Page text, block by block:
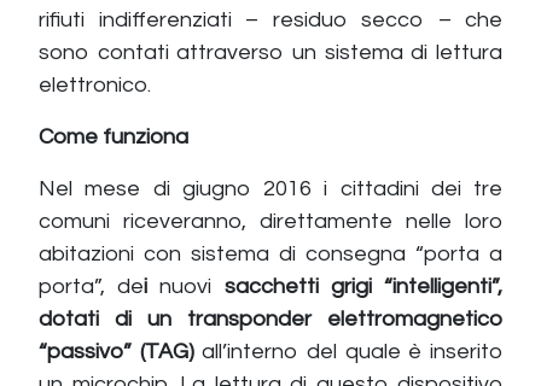
rifiuti indifferenziati – residuo secco – che
sono contati attraverso un sistema di lettura
elettronico.
Come funziona
Nel mese di giugno 2016 i cittadini dei tre
comuni riceveranno, direttamente nelle loro
abitazioni con sistema di consegna “porta a
porta”, deinuovi sacchetti grigi “intelligenti”,
dotati di un transponder elettromagnetico
“passivo” (TAG)all’interno del quale è inserito